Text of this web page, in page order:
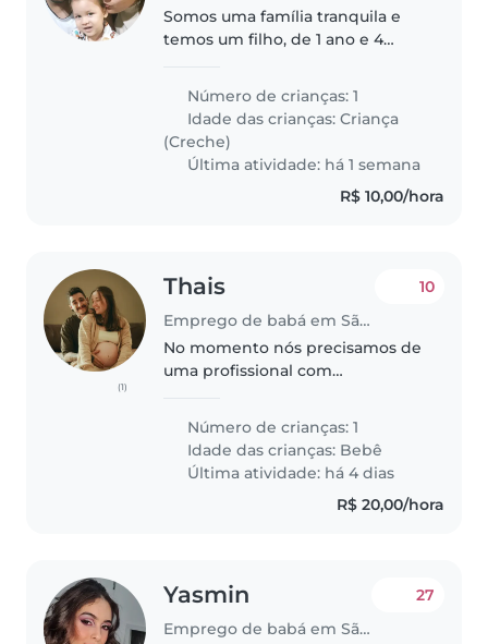
Somos uma família tranquila e
temos um filho, de 1 ano e 4
Precisamos de uma babá
ocasionalmente, em alguns dias
da semana, no período da
manhã e/ou..
Número de crianças: 1
Idade das crianças:Criança
(Creche)
Última atividade: há 1 semana
R$ 10,00/hora
(1)
Thais
Emprego de babá em São Paulo
10
No momento nós precisamos de
uma profissional com
cuidados com nenem de 6
meses, que consiga
desempenhar as atividades
basicas como alimentação,
Número de crianças: 1
Idade das crianças: Bebê
Última atividade: há 4 dias
R$ 20,00/hora
Yasmin
Emprego de babá em São Paulo
27